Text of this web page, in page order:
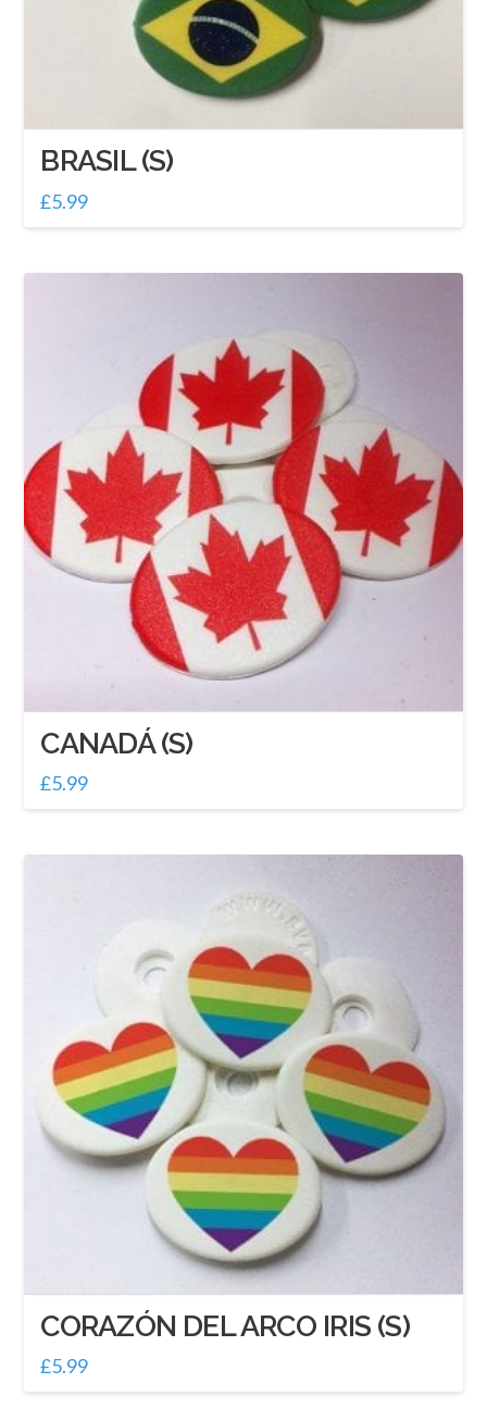
BRASIL (S)
£5.99
CANADÁ (S)
£5.99
CORAZÓN DEL ARCO IRIS (S)
£5.99